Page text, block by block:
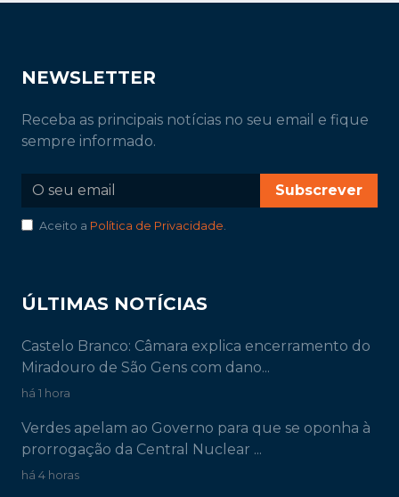
NEWSLETTER
Receba as principais notícias no seu email e fique
sempre informado.
Subscrever
Aceito a Política de Privacidade
ÚLTIMAS NOTÍCIAS
Castelo Branco: Câmara explica encerramento do
Miradouro de São Gens com dano...
há 1 hora
Verdes apelam ao Governo para que se oponha à
prorrogação da Central Nuclear ...
há 4 horas